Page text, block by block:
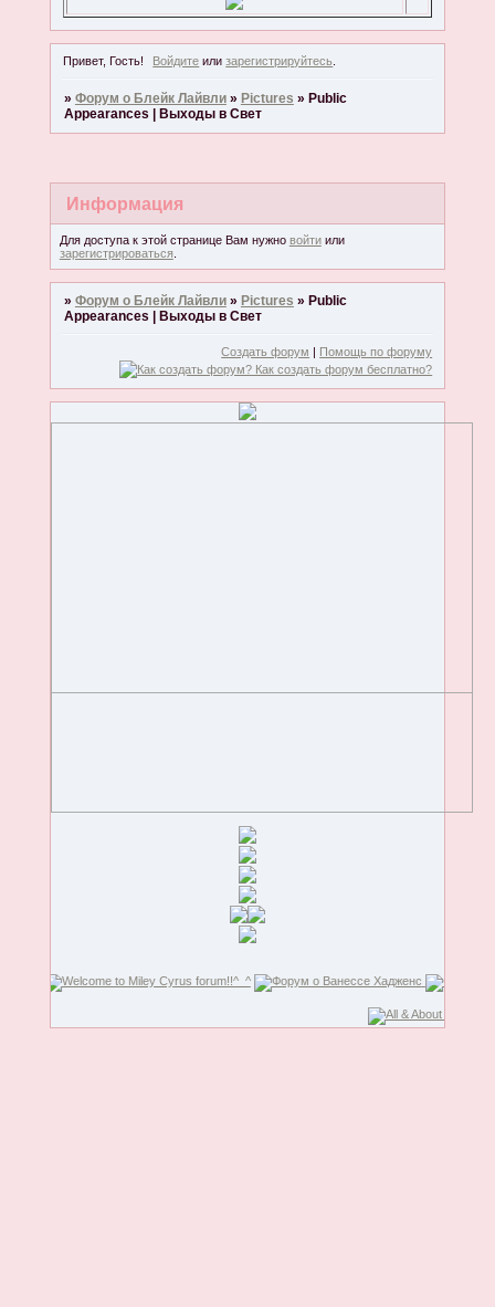
Привет, Гость! Войдите илизарегистрируйтесь
» Форум о Блейк Лайвли » Pictures » Public
Appearances | Выходы в Свет
Информация
Для доступа к этой странице Вам нужно войтиили
зарегистрироваться.
» Форум о Блейк Лайвли » Pictures » Public
Appearances | Выходы в Свет
Создать форум | Помощь по форуму